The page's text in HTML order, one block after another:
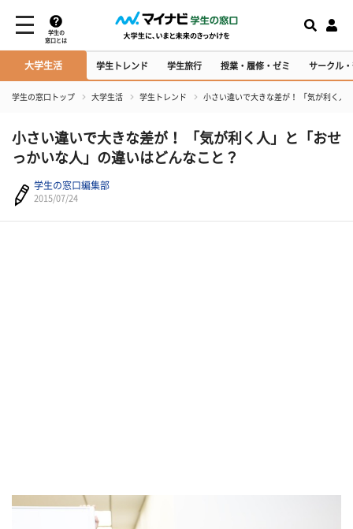
学生の
窓口とは
大学生活 学生トレンド 学生旅行 授業・履修・ゼミ サークル
学生の窓口トップ 大学生活 学生トレンド 小さい違いで大きな差が！ 「気が利く人
小さい違いで大きな差が！ 「気が利く人」と「おせ
っかいな人」の違いはどんなこと？
学生の窓口編集部
2015/07/24